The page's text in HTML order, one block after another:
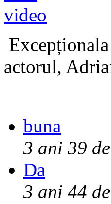
actorul,
buna
3 ani 39
Da
3 ani 44